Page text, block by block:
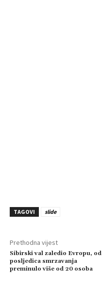
TAGOVI slide
Prethodna vijest
Sibirski val zaledio Evropu, od
posljedica smrzavanja
preminulo više od 20 osoba